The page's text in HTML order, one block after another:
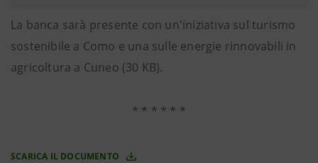
La banca sarà presente con un'iniziativa sul turismo
sostenibile a Como e una sulle energie rinnovabili in
agricoltura a Cuneo (30 KB).
* * * * * *
SCARICA IL DOCUMENTO